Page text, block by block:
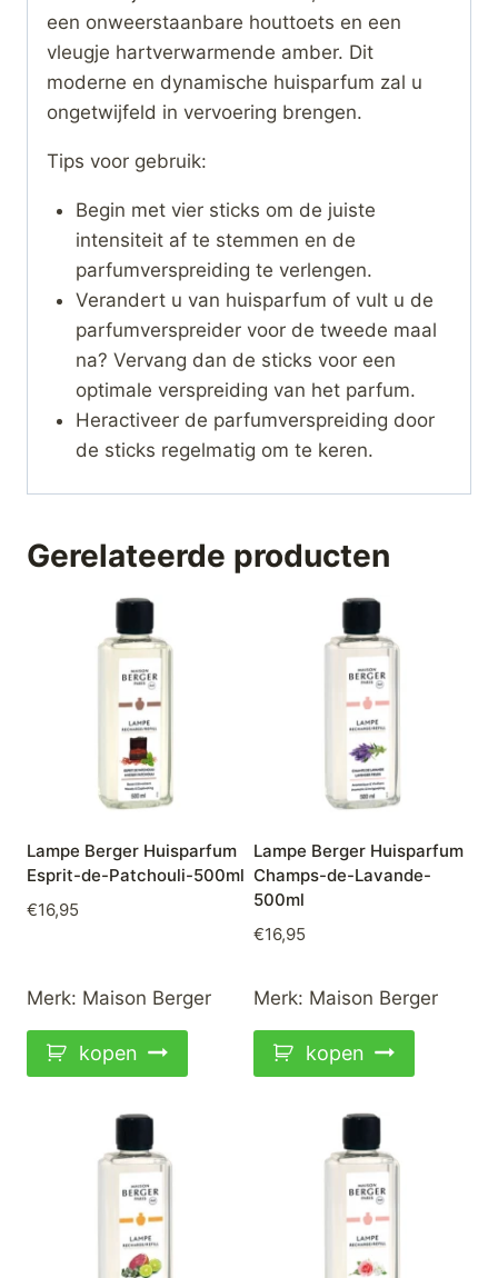
een onweerstaanbare houttoets en een
vleugje hartverwarmende amber. Dit
moderne en dynamische huisparfum zal u
ongetwijfeld in vervoering brengen.
Tips voor gebruik:
Begin met vier sticks om de juiste
intensiteit af te stemmen en de
parfumverspreiding te verlengen.
Verandert u van huisparfum of vult u de
parfumverspreider voor de tweede maal
na? Vervang dan de sticks voor een
optimale verspreiding van het parfum.
Heractiveer de parfumverspreiding door
de sticks regelmatig om te keren.
Gerelateerde producten
Lampe Berger Huisparfum
Esprit-de-Patchouli-500ml
€16,95
Merk: Maison Berger
kopen
Lampe Berger Huisparfum
Champs-de-Lavande-
500ml
€16,95
Merk: Maison Berger
kopen